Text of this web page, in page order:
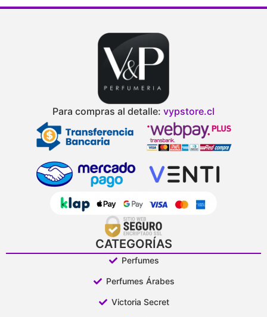
Para compras al detalle: vypstore.cl
CATEGORÍAS
Perfumes
Perfumes Árabes
Victoria Secret